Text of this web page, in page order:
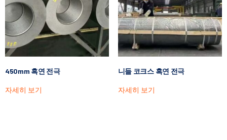
450mm 흑연 전극
자세히 보기
니들 코크스 흑연 전극
자세히 보기